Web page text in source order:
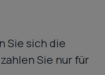
Sie sich die
Sie nur für